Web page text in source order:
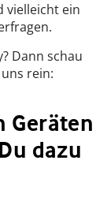
vielleicht ein
Dann schau
rein:
Geräten
dazu